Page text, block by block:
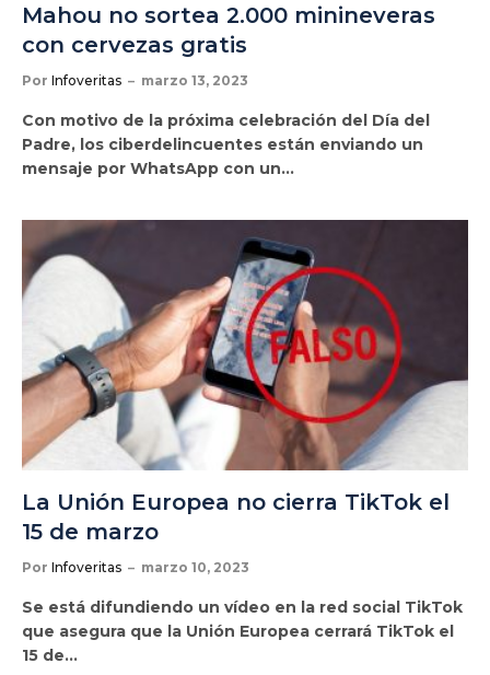
Mahou no sortea 2.000 minineveras
con cervezas gratis
Por Infoveritas marzo 13, 2023
Con motivo de la próxima celebración del Día del
Padre, los ciberdelincuentes están enviando un
mensaje por WhatsApp con un…
La Unión Europea no cierra TikTok el
15 de marzo
Por Infoveritas marzo 10, 2023
Se está difundiendo un vídeo en la red social TikTok
que asegura que la Unión Europea cerrará TikTok el
15 de…